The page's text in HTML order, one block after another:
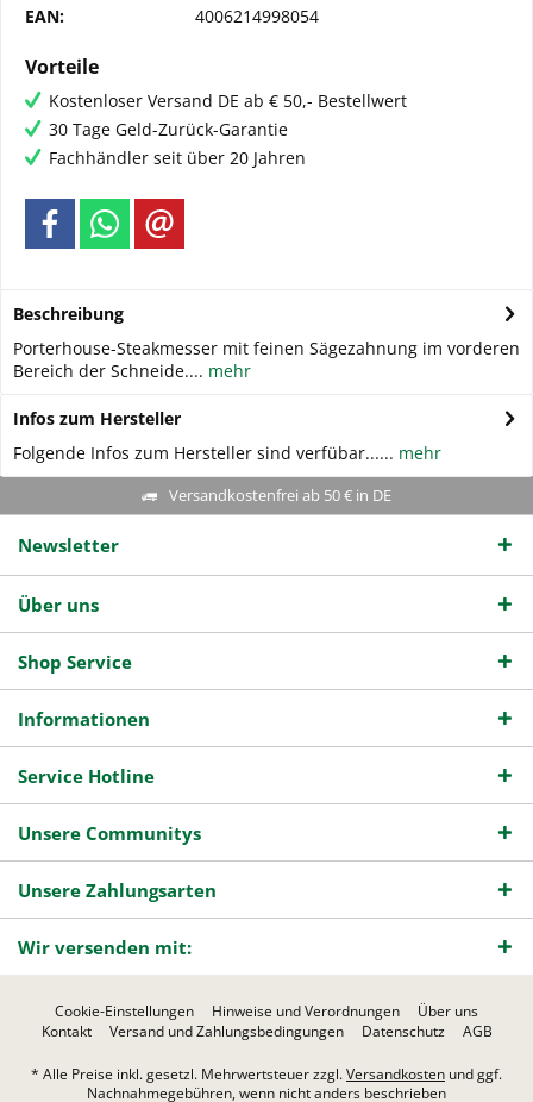
EAN:
4006214998054
Vorteile
Kostenloser Versand DE ab € 50,- Bestellwert
30 Tage Geld-Zurück-Garantie
Fachhändler seit über 20 Jahren
Beschreibung
Porterhouse-Steakmesser mit feinen Sägezahnung im vorderen
Bereich der Schneide.... mehr
Infos zum Hersteller
Folgende Infos zum Hersteller sind verfübar...... mehr
Versandkostenfrei ab 50 € in DE
Newsletter
Über uns
Shop Service
Informationen
Service Hotline
Unsere Communitys
Unsere Zahlungsarten
Wir versenden mit:
Cookie-Einstellungen Hinweise und Verordnungen
Über uns
Kontakt
Versand und Zahlungsbedingungen Datenschutz AGB
* Alle Preise inkl. gesetzl. Mehrwertsteuer zzgl.Versandkosten und ggf.
Nachnahmegebühren, wenn nicht anders beschrieben